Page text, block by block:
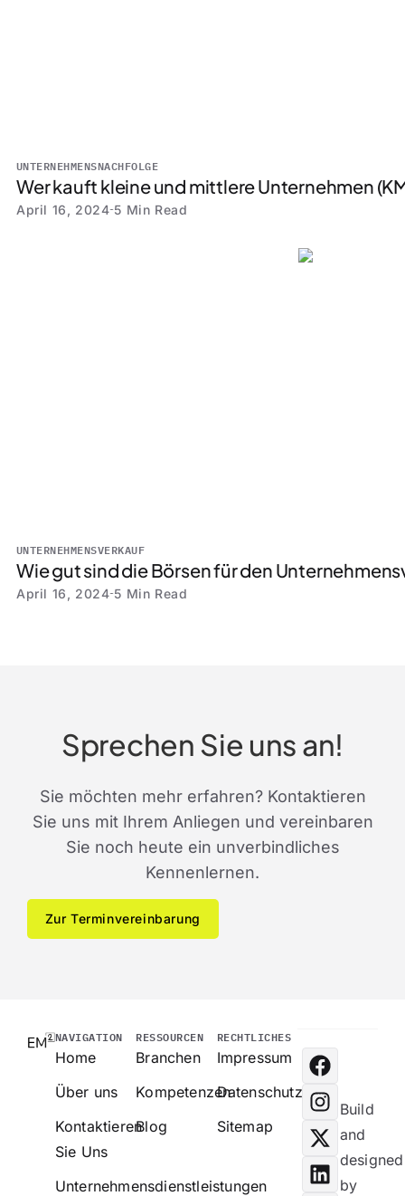
UNTERNEHMENSNACHFOLGE
Wer kauft kleine und mittlere Unternehmen
April 16, 2024 5 Min Read
UNTERNEHMENSVERKAUF
Wie gut sind die Börsen für den
April 16, 2024 5 Min Read
Sprechen Sie uns an!
Sie möchten mehr erfahren? Kontaktieren
Sie uns mit Ihrem Anliegen und vereinbaren
Sie noch heute ein unverbindliches
Kennenlernen.
Zur Terminvereinbarung
NAVIGATION
Home
Über uns
Kontaktieren
Sie Uns
Unternehmensdienstleistungen
RESSOURCEN
Branchen
Kompetenzen
Blog
RECHTLICHES
Impressum
Datenschutz
Sitemap
Build
and
designed
by